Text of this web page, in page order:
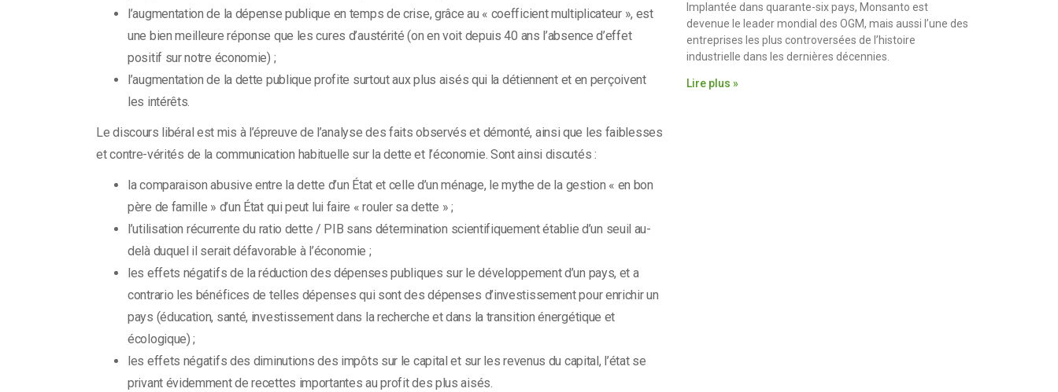
l’augmentation de la dépense publique en temps de crise, grâce au « coefficient multiplicateur », est
une bien meilleure réponse que les cures d’austérité (on en voit depuis 40 ans l’absence d’effet
positif sur notre économie) ;
l’augmentation de la dette publique profite surtout aux plus aisés qui la détiennent et en perçoivent
les intérêts.
Le discours libéral est mis à l’épreuve de l’analyse des faits observés et démonté, ainsi que les faiblesses
et contre-vérités de la communication habituelle sur la dette et l’économie. Sont ainsi discutés :
la comparaison abusive entre la dette d’un État et celle d’un ménage, le mythe de la gestion « en bon
père de famille » d’un État qui peut lui faire « rouler sa dette » ;
l’utilisation récurrente du ratio dette / PIB sans détermination scientifiquement établie d’un seuil au-
delà duquel il serait défavorable à l’économie ;
les effets négatifs de la réduction des dépenses publiques sur le développement d’un pays, et a
contrario les bénéfices de telles dépenses qui sont des dépenses d’investissement pour enrichir un
pays (éducation, santé, investissement dans la recherche et dans la transition énergétique et
écologique) ;
les effets négatifs des diminutions des impôts sur le capital et sur les revenus du capital, l’état se
privant évidemment de recettes importantes au profit des plus aisés.
Implantée dans quarante-six pays, Monsanto est
devenue le leader mondial des OGM, mais aussi l’une des
entreprises les plus controversées de l’histoire
industrielle dans les dernières décennies.
Lire plus »